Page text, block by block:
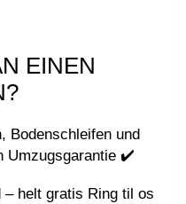
EINEN
Bodenschleifen und
Umzugsgarantie ✔️
– helt gratis Ring til os